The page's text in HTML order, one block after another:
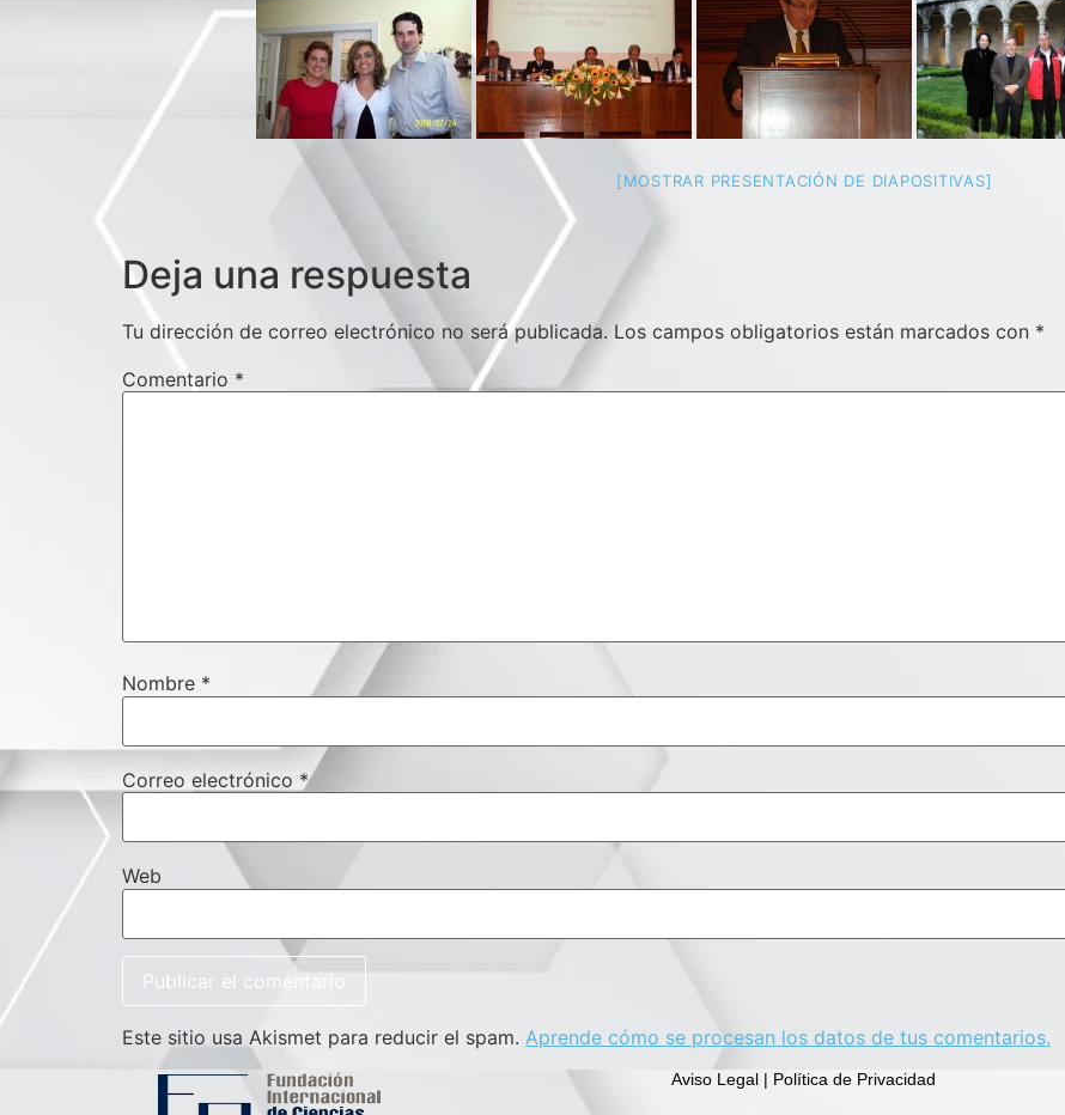
[MOSTRAR PRESENTACIÓN DE DIAPOSITIVAS]
Deja una respuesta
Tu dirección de correo electrónico no será publicada. Los campos obligatorios están marcados con *
Comentario *
Nombre *
Correo electrónico *
Web
Este sitio usa Akismet para reducir el spam. Aprende cómo se procesan los datos de tus comentarios.
Aviso Legal | Política de Privacidad